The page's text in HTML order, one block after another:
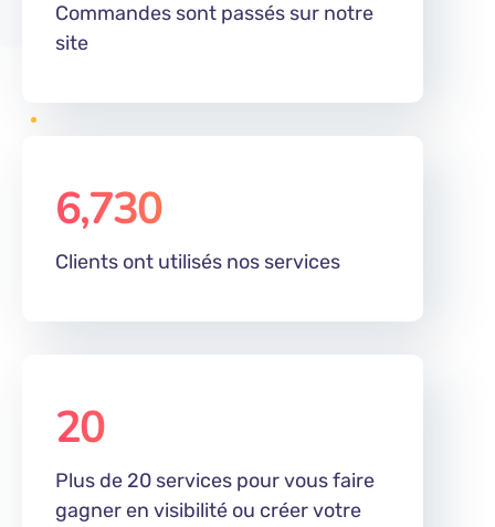
Commandes sont passés sur notre
site
6,730
Clients ont utilisés nos services
20
Plus de 20 services pour vous faire
gagner en visibilité ou créer votre